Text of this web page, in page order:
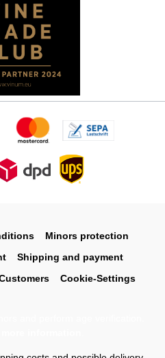
Minors protection
Shipping and payment
Cookie-Settings